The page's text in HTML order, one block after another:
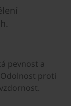
pevnost a
proti